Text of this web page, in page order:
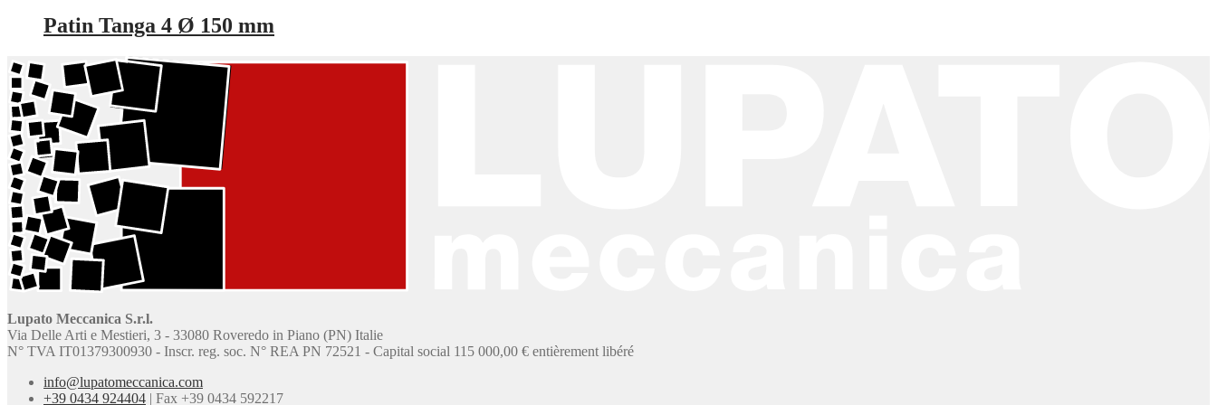
Patin Tanga 4 Ø 150 mm
Lupato Meccanica S.r.l.
Via Delle Arti e Mestieri, 3 - 33080 Roveredo in Piano (PN) Italie
N° TVA IT01379300930 - Inscr. reg. soc. N° REA PN 72521 - Capital social 115 000,00 € entièrement libéré
info@lupatomeccanica.com
+39 0434 924404 | Fax +39 0434 592217